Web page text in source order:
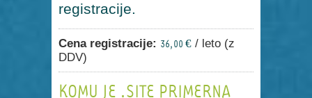
registracije.
Cena registracije: 36,00 € / leto (z
DDV)
KOMU JE .SITE PRIMERNA